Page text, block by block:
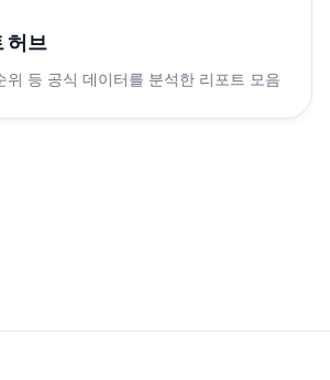
허브
위 등 공식 데이터를 분석한 리포트 모음